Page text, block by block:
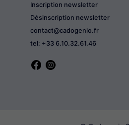
Inscription newsletter
Désinscription newsletter
contact@cadogenio.fr
tel: +33 6.10.32.61.46